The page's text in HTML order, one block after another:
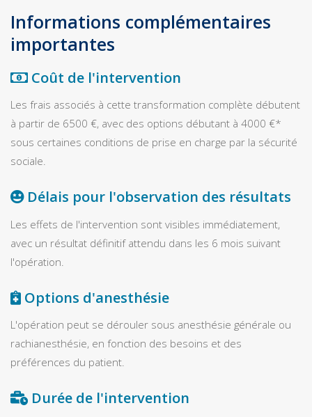
Informations complémentaires
importantes
Coût de l'intervention
Les frais associés à cette transformation complète débutent
à partir de 6500 €, avec des options débutant à 4000 €*
sous certaines conditions de prise en charge par la sécurité
sociale.
Délais pour l'observation des résultats
Les effets de l'intervention sont visibles immédiatement,
avec un résultat définitif attendu dans les 6 mois suivant
l'opération.
Options d'anesthésie
L'opération peut se dérouler sous anesthésie générale ou
rachianesthésie, en fonction des besoins et des
préférences du patient.
Durée de l'intervention